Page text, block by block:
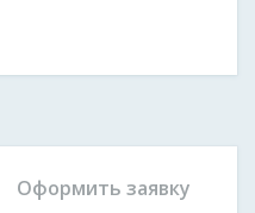
Оформить заявку